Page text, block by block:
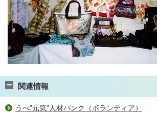
関連情報
うべ”元気”人材バンク（ボランティア）